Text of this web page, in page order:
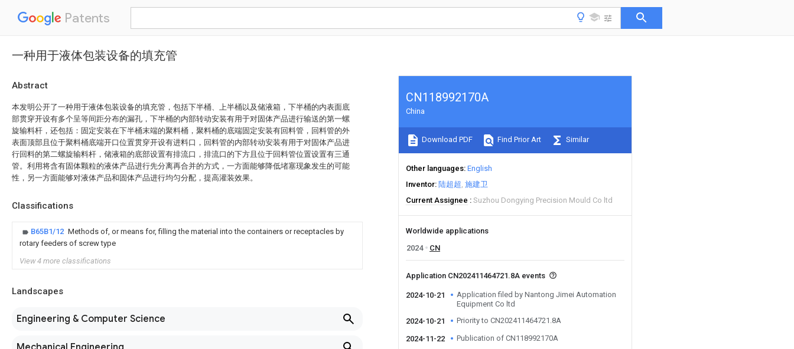
Patents
一种用于液体包装设备的填充管
Abstract
本发明公开了一种用于液体包装设备的填充管，包括下半桶、上半桶以及储液箱，下半桶的内表面底
部贯穿开设有多个呈等间距分布的漏孔，下半桶的内部转动安装有用于对固体产品进行输送的第一螺
旋输料杆，还包括：固定安装在下半桶末端的聚料桶，聚料桶的底端固定安装有回料管，回料管的外
表面顶部且位于聚料桶底端开口位置贯穿开设有进料口，回料管的内部转动安装有用于对固体产品进
行回料的第二螺旋输料杆，储液箱的底部设置有排流口，排流口的下方且位于回料管位置设置有三通
管。利用将含有固体颗粒的液体产品进行先分离再合并的方式，一方面能够降低堵塞现象发生的可能
性，另一方面能够对液体产品和固体产品进行均匀分配，提高灌装效果。
Classifications
B65B1/12 Methods of, or means for, filling the material into the containers or receptacles by
rotary feeders of screw type
View 4 more classifications
Landscapes
Engineering & Computer Science
CN118992170A
China
Download PDF Find Prior Art Similar
Other languages English
Inventor 陆超超 施建卫
Current Assignee
Suzhou Dongying Precision Mould Co ltd
Worldwide applications
2024
CN
Application CN202411464721.8A events
2024-10-21
Application filed by Nantong Jimei Automation
Equipment Co ltd
2024-10-21
Priority to CN202411464721.8A
2024-11-22 Publication of CN118992170A